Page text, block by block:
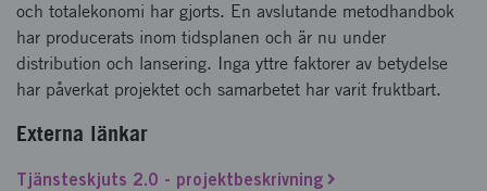
och totalekonomi har gjorts. En avslutande metodhandbok
har producerats inom tidsplanen och är nu under
distribution och lansering. Inga yttre faktorer av betydelse
har påverkat projektet och samarbetet har varit fruktbart.
Externa länkar
Tjänsteskjuts 2.0 - projektbeskrivning